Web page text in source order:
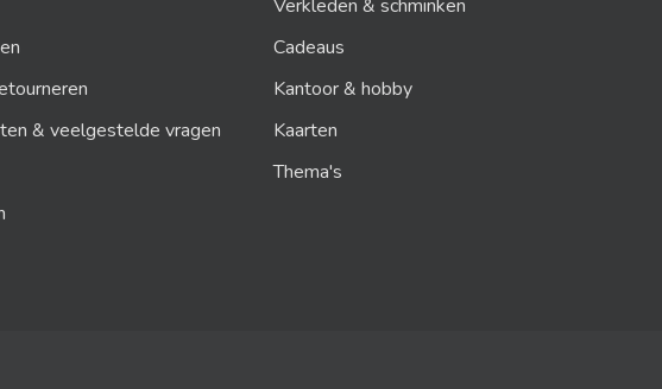
& veelgestelde vragen
Verkleden & schminken
Cadeaus
Kantoor & hobby
Kaarten
Thema's